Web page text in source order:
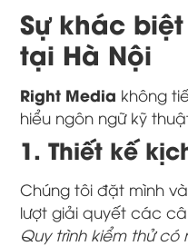
Sự khác
tại Hà Nội
Right Media không
hiểu ngôn ngữ kỹ
1. Thiết kế
Chúng tôi đặt mình
lượt giải quyết các
Quy trình kiểm thử